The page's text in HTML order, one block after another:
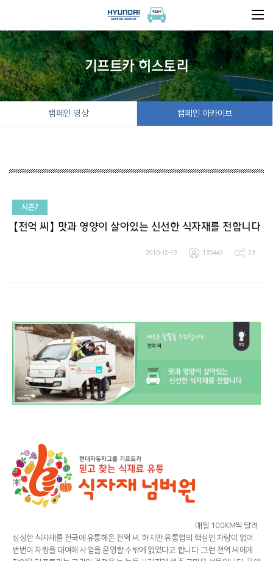
기프트카 히스토리
캠페인 영상 캠페인 아카이브
시즌7
【전억 씨】 맛과 영양이 살아있는 신선한 식자재를 전합니다
2016-12-13 135443 23
매일 100KM씩 달려
싱싱한 식자재를 전국에 유통해온 전억 씨. 하지만 유통업의 핵심인 차량이 없어
번번이 차량을 대여해 사업을 운영할 수밖에 없었다고 합니다. 그런 전억 씨에게